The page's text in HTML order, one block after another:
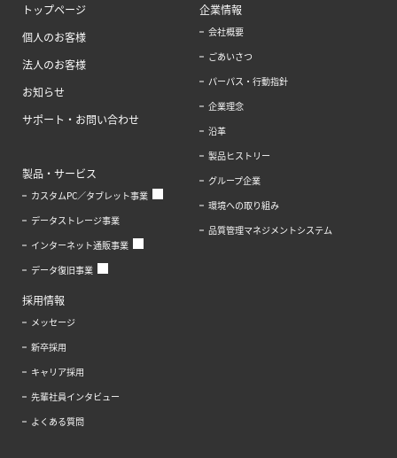
トップページ
個人のお客様
法人のお客様
お知らせ
サポート・お問い合わせ
製品・サービス
カスタムPC／タブレット事業
データストレージ事業
インターネット通販事業
データ復旧事業
企業情報
会社概要
ごあいさつ
パーパス・行動指針
企業理念
沿革
製品ヒストリー
グループ企業
環境への取り組み
品質管理マネジメントシステム
採用情報
メッセージ
新卒採用
キャリア採用
先輩社員インタビュー
よくある質問